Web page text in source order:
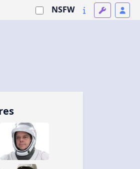
NSFW